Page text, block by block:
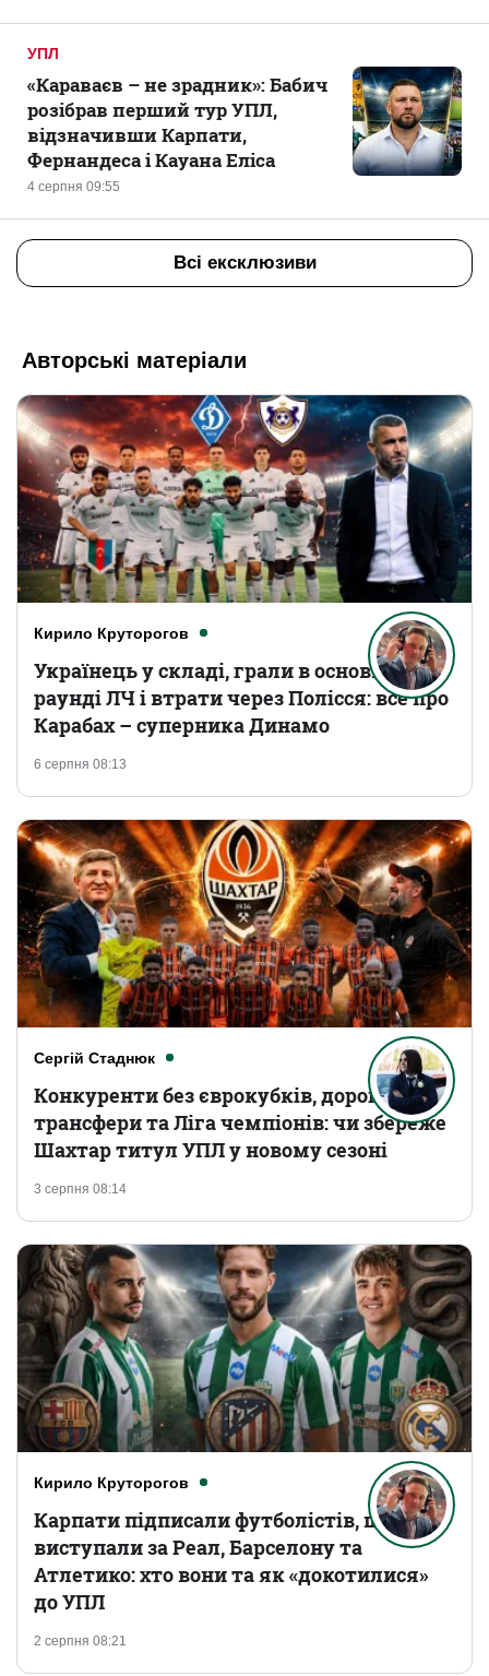
УПЛ
4 серпня 09:55
«Караваєв – не зрадник»: Бабич
розібрав перший тур УПЛ,
відзначивши Карпати,
Фернандеса і Кауана Еліса
Всі ексклюзиви
Авторські матеріали
Кирило Круторогов
6 серпня 08:13
Українець у складі, грали в основному
раунді ЛЧ і втрати через Полісся: все про
Карабах – суперника Динамо
Сергій Стаднюк
3 серпня 08:14
Конкуренти без єврокубків, дорогі
трансфери та Ліга чемпіонів: чи збереже
Шахтар титул УПЛ у новому сезоні
Кирило Круторогов
2 серпня 08:21
Карпати підписали футболістів, що
виступали за Реал, Барселону та
Атлетико: хто вони та як «докотилися»
до УПЛ